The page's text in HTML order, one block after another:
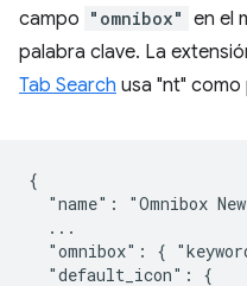
campo "omnibox" en el
palabra clave. La
Tab Search usa "nt" como
{
"name": "Omnibox
  ...
"omnibox": {
  "default_icon": {